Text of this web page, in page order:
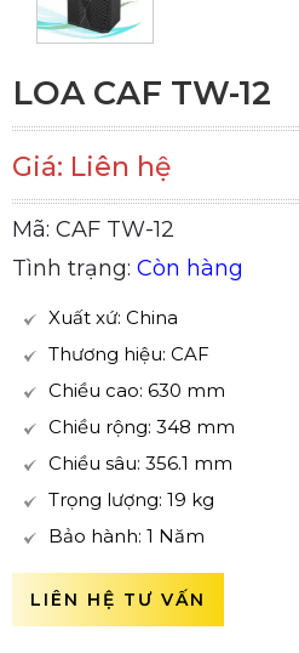
LOA CAF TW-12
Giá: Liên hệ
Mã: CAF TW-12
Tình trạng: Còn hàng
Xuất xứ: China
Thương hiệu: CAF
Chiều cao: 630 mm
Chiều rộng: 348 mm
Chiều sâu: 356.1 mm
Trọng lượng: 19 kg
Bảo hành: 1 Năm
LIÊN HỆ TƯ VẤN